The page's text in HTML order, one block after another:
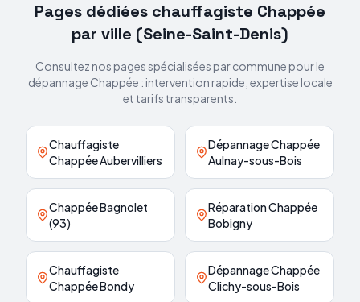
Pages dédiées chauffagiste Chappée
par ville (Seine-Saint-Denis)
Consultez nos pages spécialisées par commune pour le
dépannage Chappée : intervention rapide, expertise locale
et tarifs transparents.
Chauffagiste
Chappée Aubervilliers
Dépannage Chappée
Aulnay-sous-Bois
Chappée Bagnolet
(93)
Réparation Chappée
Bobigny
Chauffagiste
Chappée Bondy
Dépannage Chappée
Clichy-sous-Bois